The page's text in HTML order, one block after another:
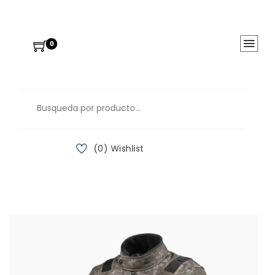
0
(0) Wishlist